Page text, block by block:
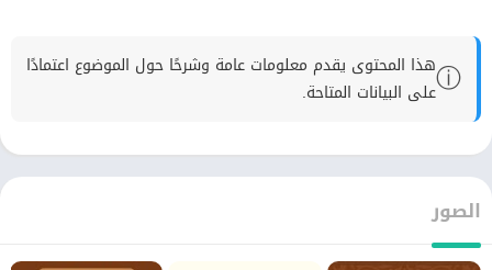
ⓘهذا المحتوى يقدم معلومات عامة وشرحًا حول الموضوع اعتمادًا
على البيانات المتاحة.
الصور